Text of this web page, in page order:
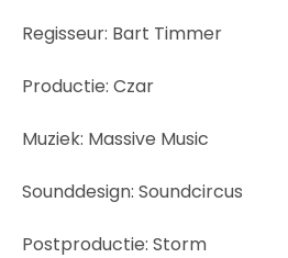
Regisseur: Bart Timmer
Productie: Czar
Muziek: Massive Music
Sounddesign: Soundcircus
Postproductie: Storm